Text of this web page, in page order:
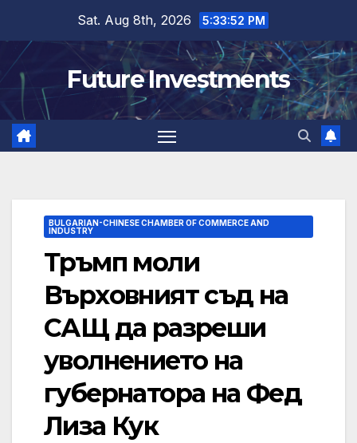
content
Sat. Aug 8th, 2026 5:33:52 PM
Future Investments
BULGARIAN-CHINESE CHAMBER OF COMMERCE AND
INDUSTRY
Тръмп моли
Върховният съд на
САЩ да разреши
уволнението на
губернатора на Фед
Лиза Кук